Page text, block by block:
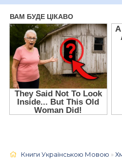
Книги Українською Мовою »